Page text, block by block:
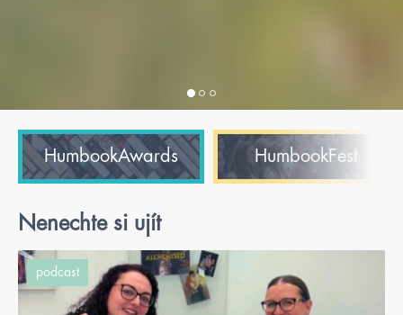
HumbookAwards HumbookFest
Nenechte si ujít
podcast